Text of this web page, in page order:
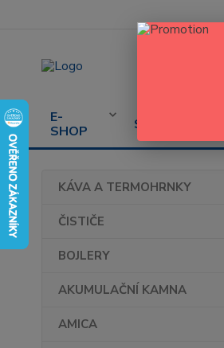
E-
SHOP
SERVIS
KÁVA A TERMOHRNKY
ČISTIČE
BOJLERY
AKUMULAČNÍ KAMNA
AMICA